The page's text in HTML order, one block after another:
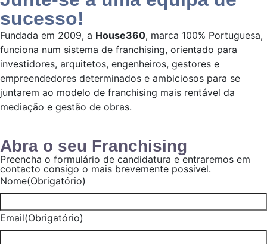
sucesso!
Fundada em 2009, a House360, marca 100% Portuguesa,
funciona num sistema de franchising, orientado para
investidores, arquitetos, engenheiros, gestores e
empreendedores determinados e ambiciosos para se
juntarem ao modelo de franchising mais rentável da
mediação e gestão de obras.
Abra o seu Franchising
Preencha o formulário de candidatura e entraremos em
contacto consigo o mais brevemente possível.
Nome(Obrigatório)
Email(Obrigatório)